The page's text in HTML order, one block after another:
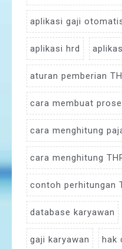
aplikasi gaji
aplikasi hrd
aturan pemberian
cara membuat
cara menghitung
cara menghitung
contoh perhitungan
database karyawan
gaji karyawan hak